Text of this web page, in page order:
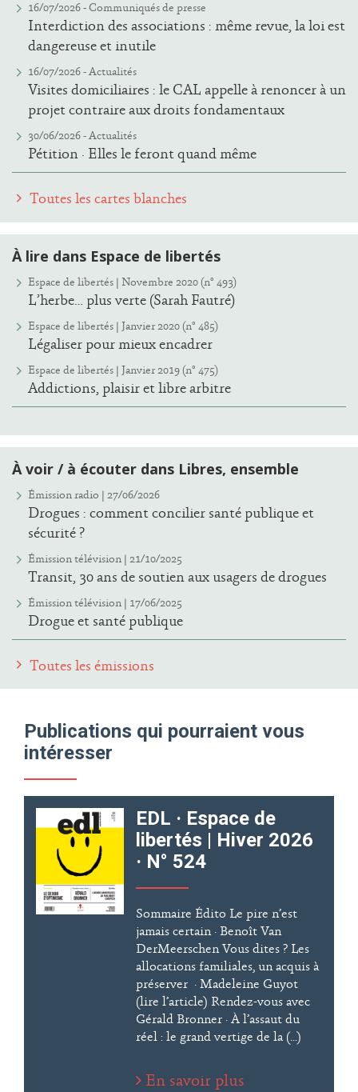
16/07/2026 -Communiqués de presse
Interdiction des associations : même revue, la loi est
dangereuse et inutile
16/07/2026 -Actualités
Visites domiciliaires : le CAL appelle à renoncer à un
projet contraire aux droits fondamentaux
30/06/2026 -Actualités
Pétition · Elles le feront quand même
Toutes les cartes blanches
À lire dans Espace de libertés
Espace de libertés | Novembre 2020 (n° 493)
L’herbe… plus verte (Sarah Fautré)
Espace de libertés | Janvier 2020 (n° 485)
Légaliser pour mieux encadrer
Espace de libertés | Janvier 2019 (n° 475)
Addictions, plaisir et libre arbitre
À voir / à écouter dans Libres, ensemble
Émission radio | 27/06/2026
Drogues : comment concilier santé publique et
sécurité ?
Émission télévision | 21/10/2025
Transit, 30 ans de soutien aux usagers de drogues
Émission télévision | 17/06/2025
Drogue et santé publique
Toutes les émissions
Publications qui pourraient vous
intéresser
EDL · Espace de
libertés | Hiver 2026
· N° 524
Sommaire Édito Le pire n’est
jamais certain · Benoît Van
DerMeerschen Vous dites ? Les
allocations familiales, un acquis à
préserver · Madeleine Guyot
(lire l’article) Rendez-vous avec
Gérald Bronner · À l’assaut du
réel : le grand vertige de la (...)
En savoir plus